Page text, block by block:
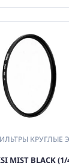
КРУГЛЫЕ
MIST BLACK